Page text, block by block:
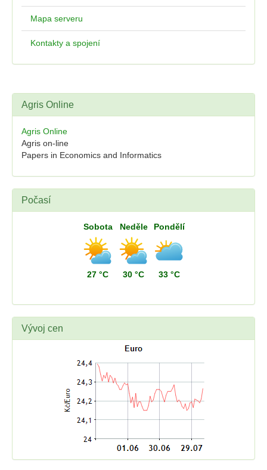
Mapa serveru
Kontakty a spojení
Agris Online
Agris Online
Agris on-line
Papers in Economics and Informatics
Počasí
Sobota
27 °C
Neděle
30 °C
Pondělí
33 °C
Vývoj cen